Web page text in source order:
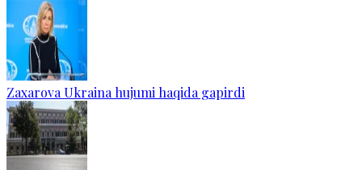
Zaxarova Ukraina hujumi haqida gapirdi